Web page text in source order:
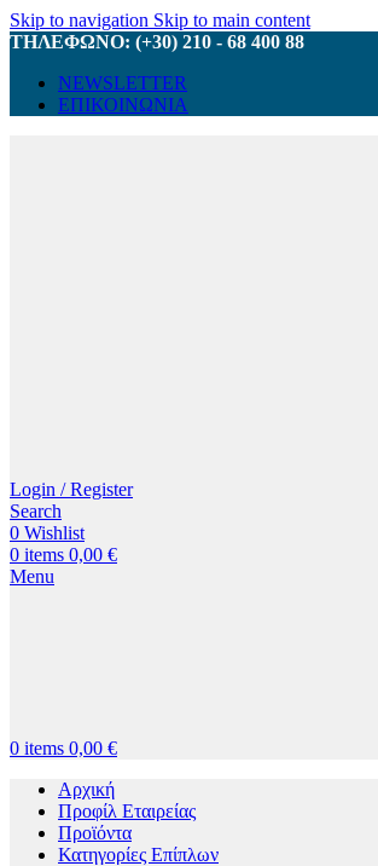
Skip to navigation Skip to main content
ΤΗΛΕΦΩΝΟ: (+30) 210 - 68 400 88
NEWSLETTER
ΕΠΙΚΟΙΝΩΝΙΑ
Login / Register
Search
0 Wishlist
0 items 0,00 €
Menu
0 items 0,00 €
Αρχική
Προφίλ Εταιρείας
Προϊόντα
Κατηγορίες Επίπλων